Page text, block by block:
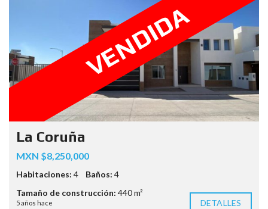
VENDIDA
La Coruña
MXN $8,250,000
Habitaciones: 4 Baños: 4
Tamaño de construcción: 440 m²
5 años hace DETALLES